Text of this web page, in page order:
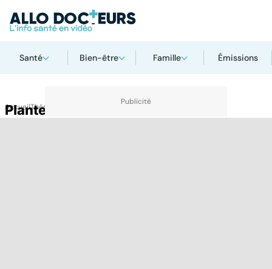
Santé Bien-être Famille Émissions
AccueilThématiques
Plante